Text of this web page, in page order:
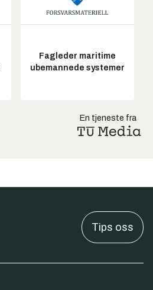
Fagleder maritime
ubemannede systemer
En tjeneste fra
Tips oss